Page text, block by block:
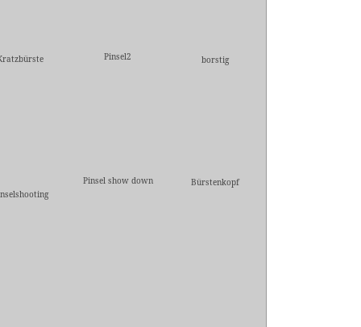
Pinsel2 borstig
Pinsel show down Bürstenkopf